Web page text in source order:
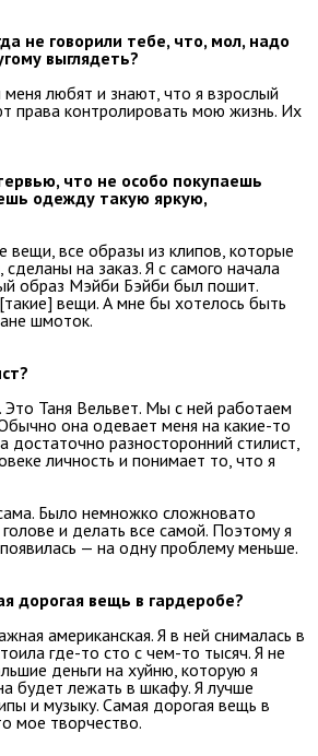
не говорили тебе, что, мол, надо
выглядеть?
любят и знают, что я взрослый
права контролировать мою жизнь. Их
что не особо покупаешь
одежду такую яркую,
вещи, все образы из клипов, которые
на заказ. Я с самого начала
образ Мэйби Бэйби был пошит.
вещи. А мне бы хотелось быть
шмоток.
Это Таня Вельвет. Мы с ней работаем
она одевает меня на какие-то
достаточно разносторонний стилист,
личность и понимает то, что я
Было немножко сложновато
и делать все самой. Поэтому я
— на одну проблему меньше.
дорогая вещь в гардеробе?
американская. Я в ней снималась в
где-то сто с чем-то тысяч. Я не
деньги на хуйню, которую я
будет лежать в шкафу. Я лучше
и музыку. Самая дорогая вещь в
мое творчество.